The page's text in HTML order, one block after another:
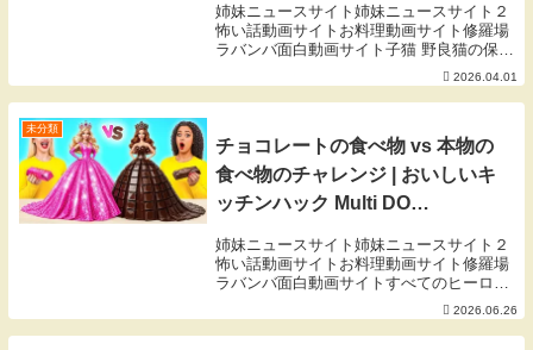
支援者様 視聴者様 猫たちに神の
ご加護を！野良猫の感動猫動画
姉妹ニュースサイト姉妹ニュースサイト２
怖い話動画サイトお料理動画サイト修羅場
ラバンバ面白動画サイト子猫 野良猫の保護
動画TNR 去勢 避妊の動画YouTubeの収益
の一部を撮影で関わった動物愛護団体や個
人の保護猫ボランティアさんに寄付して
2026.04.01
未分類
チョコレートの食べ物 vs 本物の
食べ物のチャレンジ | おいしいキ
ッチンハック Multi DO
姉妹ニュースサイト姉妹ニュースサイト２
怖い話動画サイトお料理動画サイト修羅場
ラバンバ面白動画サイトすべてのヒーロー
が集まりました。これは、新しい楽しい挑
戦が始まることを意味します。甘いもの好
きの衝動を満たすために動画をシェアしま
2026.06.26